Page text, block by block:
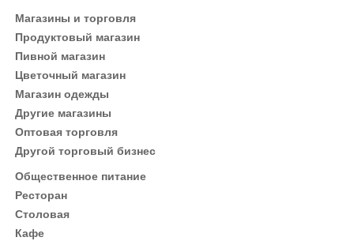
Магазины и торговля
Продуктовый магазин
Пивной магазин
Цветочный магазин
Магазин одежды
Другие магазины
Оптовая торговля
Другой торговый бизнес
Общественное питание
Ресторан
Столовая
Кафе